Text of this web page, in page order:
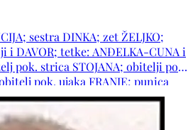
sestra DINKA; zet ŽELJKO;
i DAVOR; tetke: ANĐELKA-CUNA i
pok. strica STOJANA; obitelji pok.
pok. ujaka FRANJE; punica
svastika JOZEFINA; obitelji:
BUNTIĆ, VLAHO, SPAIĆ,
ČULJAK i SCHERER te